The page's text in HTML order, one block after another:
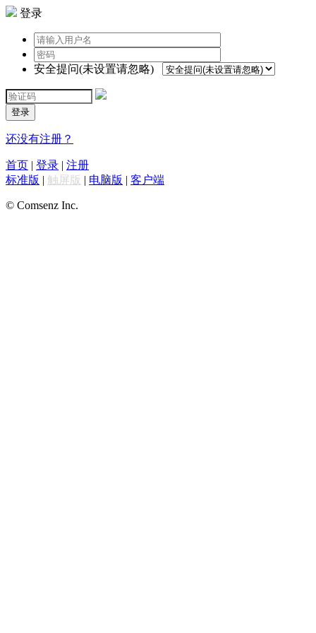
登录
安全提问(未设置请忽略)
登录
还没有注册？
首页 | 登录 | 注册
标准版 | 触屏版 | 电脑版 | 客户端
© Comsenz Inc.